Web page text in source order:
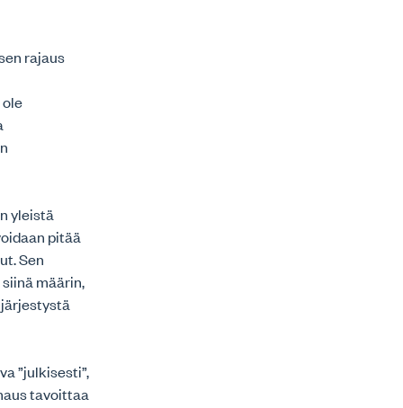
rajaus
yleistä
pitää
Sen
määrin,
”julkisesti”,
tavoittaa